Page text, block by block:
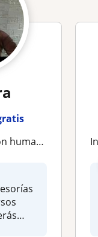
y asesorias personalizadas